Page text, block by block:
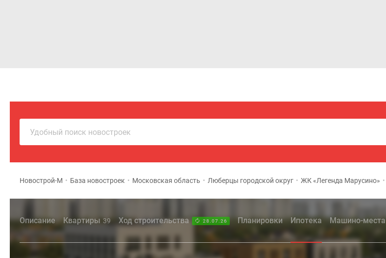
Удобный поиск новостроек
Новострой-М • База новостроек • Московская область • Люберцы городской округ • ЖК «Легенда Марусино» •
Описание Квартиры 39 Ход строительства 28.07.26 Планировки Ипотека Машино-места